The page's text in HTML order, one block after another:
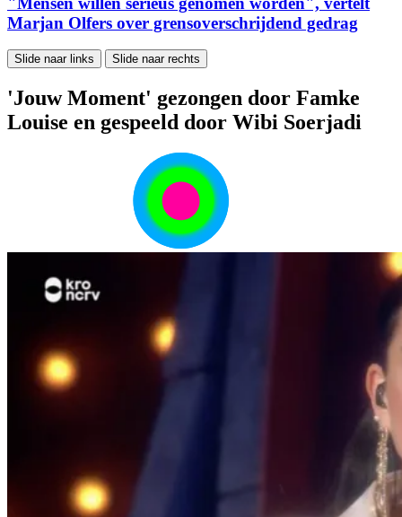
Marjan Olfers over grensoverschrijdend gedrag
Slide naar links Slide naar rechts
'Jouw Moment' gezongen door Famke
Louise en gespeeld door Wibi Soerjadi